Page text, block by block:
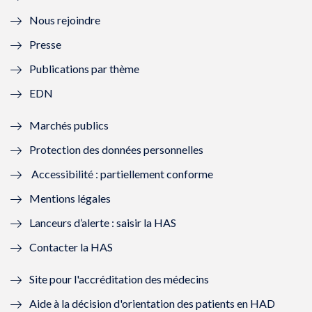
l
f
n
ê
t
r
e
)
e
n
ê
r
)
ê
t
e
ê
)
Nous rejoindre
Presse
Publications par thème
EDN
Marchés publics
Protection des données personnelles
Accessibilité : partiellement conforme
Mentions légales
Lanceurs d’alerte : saisir la HAS
Contacter la HAS
Site pour l'accréditation des médecins
Aide à la décision d'orientation des patients en HAD